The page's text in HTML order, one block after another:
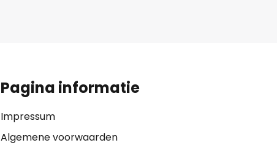
Pagina informatie
Impressum
Algemene voorwaarden